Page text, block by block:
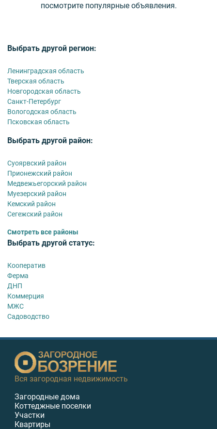
посмотрите популярные объявления.
Выбрать другой регион:
Ленинградская область
Тверская область
Новгородская область
Санкт-Петербург
Вологодская область
Псковская область
Выбрать другой район:
Суоярвский район
Прионежский район
Медвежьегорский район
Муезерский район
Кемский район
Сегежский район
Смотреть все районы
Выбрать другой статус:
Кооператив
Ферма
ДНП
Коммерция
МЖС
Садоводство
Вся загородная недвижимость
Загородные дома
Коттеджные поселки
Участки
Квартиры